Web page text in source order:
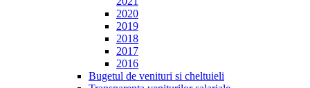
2020
2019
2018
2017
2016
Bugetul de venituri si cheltuieli